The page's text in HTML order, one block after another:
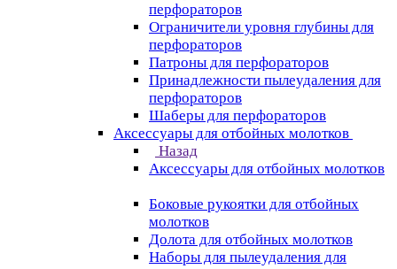
перфораторов
Ограничители уровня глубины для
перфораторов
Патроны для перфораторов
Принадлежности пылеудаления для
перфораторов
Шаберы для перфораторов
Аксессуары для отбойных молотков
Назад
Аксессуары для отбойных молотков
Боковые рукоятки для отбойных
молотков
Долота для отбойных молотков
Наборы для пылеудаления для